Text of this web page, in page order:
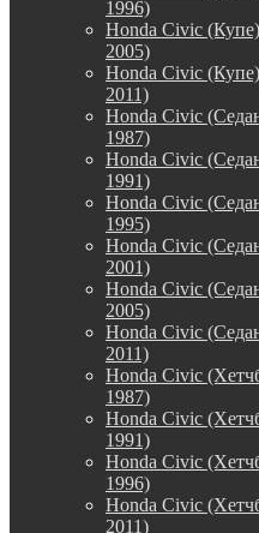
1996)
Honda Civic
2005)
Honda Civic
2011)
Honda Civic
1987)
Honda Civic
1991)
Honda Civic
1995)
Honda Civic
2001)
Honda Civic
2005)
Honda Civic
2011)
Honda Civic
1987)
Honda Civic
1991)
Honda Civic
1996)
Honda Civic
2011)